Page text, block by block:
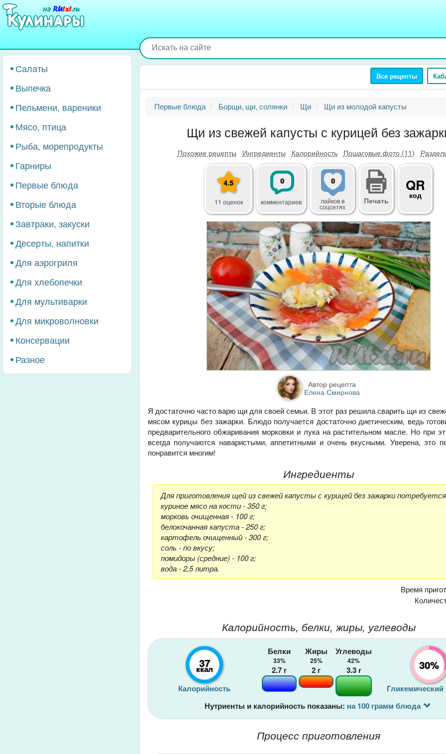
Перейти
основному
Салаты
Выпечка
Пельмени, вареники
Мясо, птица
Рыба, морепродукты
Гарниры
Первые блюда
Вторые блюда
Завтраки, закуски
Десерты, напитки
Для аэрогриля
Для хлебопечки
Для мультиварки
Для микроволновки
Консервации
Разное
Все рецепты
Первые блюда Борщи, щи, солянки Щи Щи из молодой капусты
Щи из свежей капусты с курицей без
Похожие рецепты Ингредиенты Калорийность Пошаговые фото (11)
4.5
11 оценок
0
комментариев
0
лайковв
соцсетях
Печать
QR
код
Автор рецепта
Елена Смирнова
Я достаточно часто варю щи для своей семьи. В этот раз решила сварить щи из
мясом курицы без зажарки. Блюдо получается достаточно диетическим, ведь
предварительного обжаривания морковки и лука на растительном масле. Но при
всегда получаются наваристыми, аппетитными и очень вкусными. Уверена, это
понравится многим!
Ингредиенты
Для приготовления щей из свежей капусты с курицей без зажарки
куриное мясо на кости - 350 г;
морковь очищенная - 100 г;
белокочанная капуста - 250 г;
картофель очищенный - 300 г;
соль - по вкусу;
помидоры (средние) - 100 г;
вода - 2,5 литра.
Время
Калорийность, белки, жиры, углеводы
37
ккал
Калорийность
Белки
33%
2.7 г
Жиры
25%
2 г
Углеводы
42%
3.3г 30%
Гликемический
Нутриенты и калорийность показаны: на 100 грамм блюда
Процесс приготовления